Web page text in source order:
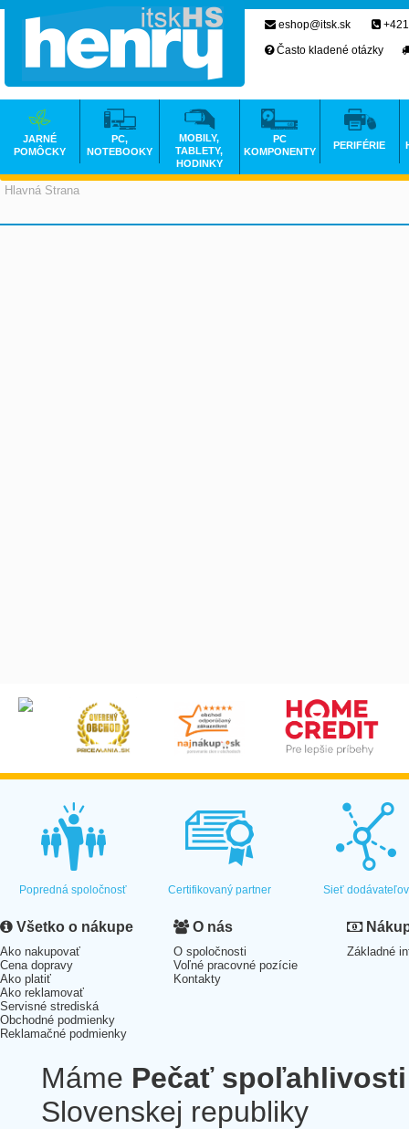
Hlavná Strana
eshop@itsk.sk
Často kladené otázky
JARNÉ
POMÔCKY
PC,
NOTEBOOKY
MOBILY,
TABLETY,
HODINKY
PC
KOMPONENTY
PERIFÉRIE
Popredná spoločnosť Certifikovaný partner Sieť dodávateľov
Všetko o nákupe
Ako nakupovať
Cena dopravy
Ako platiť
Ako reklamovať
Servisné strediská
Obchodné podmienky
Reklamačné podmienky
O nás
O spoločnosti
Voľné pracovné pozície
Kontakty
Základné
Máme Pečať spoľahlivosti
Slovenskej republiky